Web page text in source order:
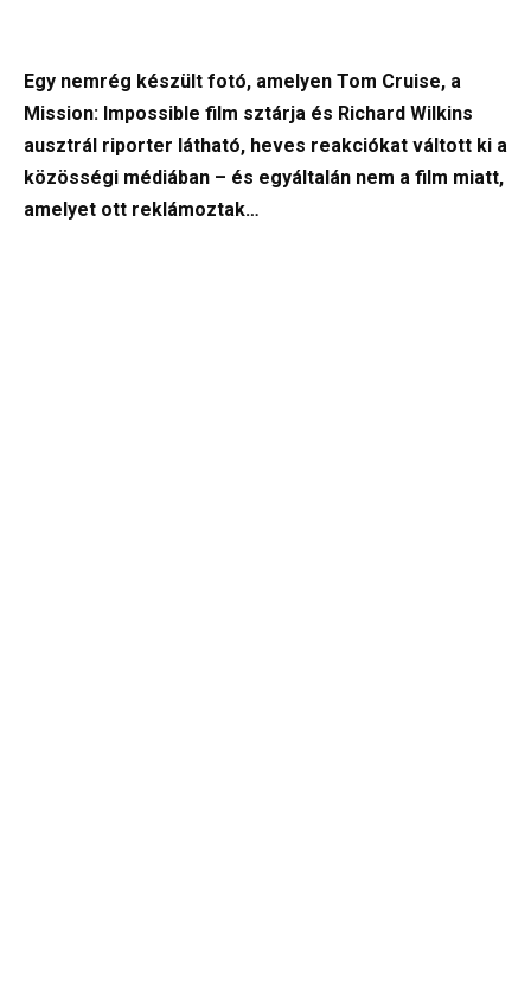
Egy nemrég készült fotó, amelyen Tom Cruise, a
Mission: Impossible film sztárja és Richard Wilkins
ausztrál riporter látható, heves reakciókat váltott ki a
közösségi médiában – és egyáltalán nem a film miatt,
amelyet ott reklámoztak…